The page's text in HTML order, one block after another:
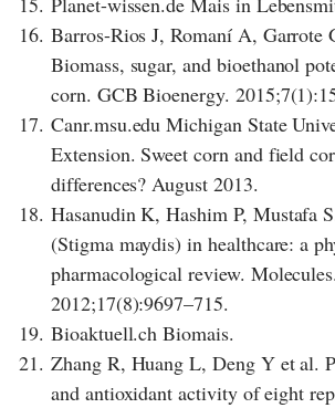
16. Barros-Rios J, Romaní A, Garrote
Biomass, sugar, and bioethanol
corn. GCB Bioenergy.
17. Canr.msu.edu Michigan State
Extension. Sweet corn and field
differences? August 2013.
18. Hasanudin K, Hashim P, Mustafa
(Stigma maydis) in healthcare: a
pharmacological review. Molecules.
2012;17(8):9697–715.
19. Bioaktuell.ch Biomais.
21. Zhang R, Huang L, Deng Y et al.
and antioxidant activity of eight